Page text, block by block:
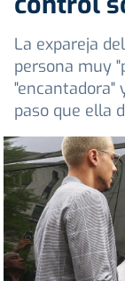
La expareja
persona muy
"encantadora"
paso que ella